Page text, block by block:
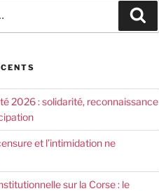
2026 : solidarité, reconnaissance
et l’intimidation ne
sur la Corse : le